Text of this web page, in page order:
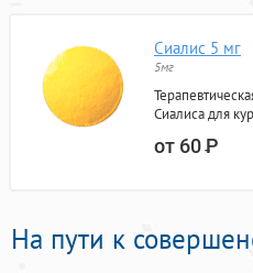
Сиалис 5 мг
5мг
Сиалиса для
от 60Р
На пути к